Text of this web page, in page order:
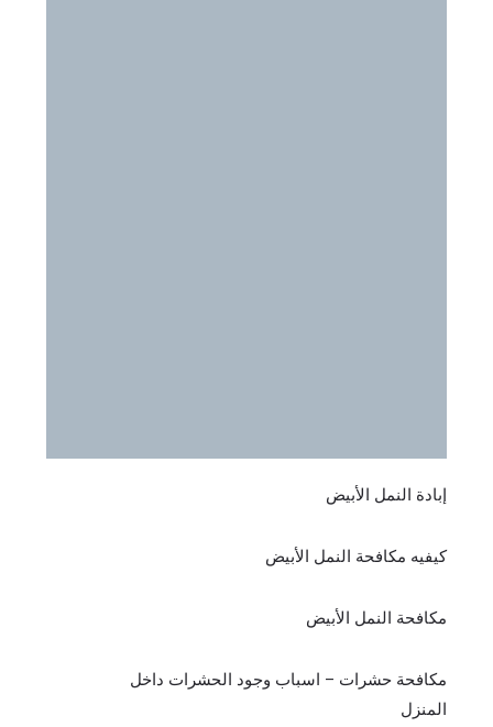
إبادة النمل الأبيض
كيفيه مكافحة النمل الأبيض
مكافحة النمل الأبيض
مكافحة حشرات – اسباب وجود الحشرات داخل
المنزل